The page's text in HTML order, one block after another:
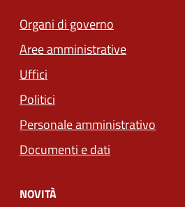
Organi di governo
Aree amministrative
Uffici
Politici
Personale amministrativo
Documenti e dati
NOVITÀ